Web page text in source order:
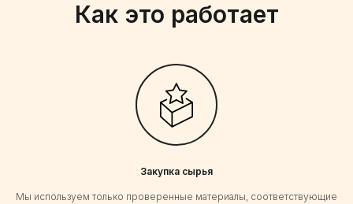
Как это работает
Закупка сырья
Мы используем только проверенные материалы, соответствующие